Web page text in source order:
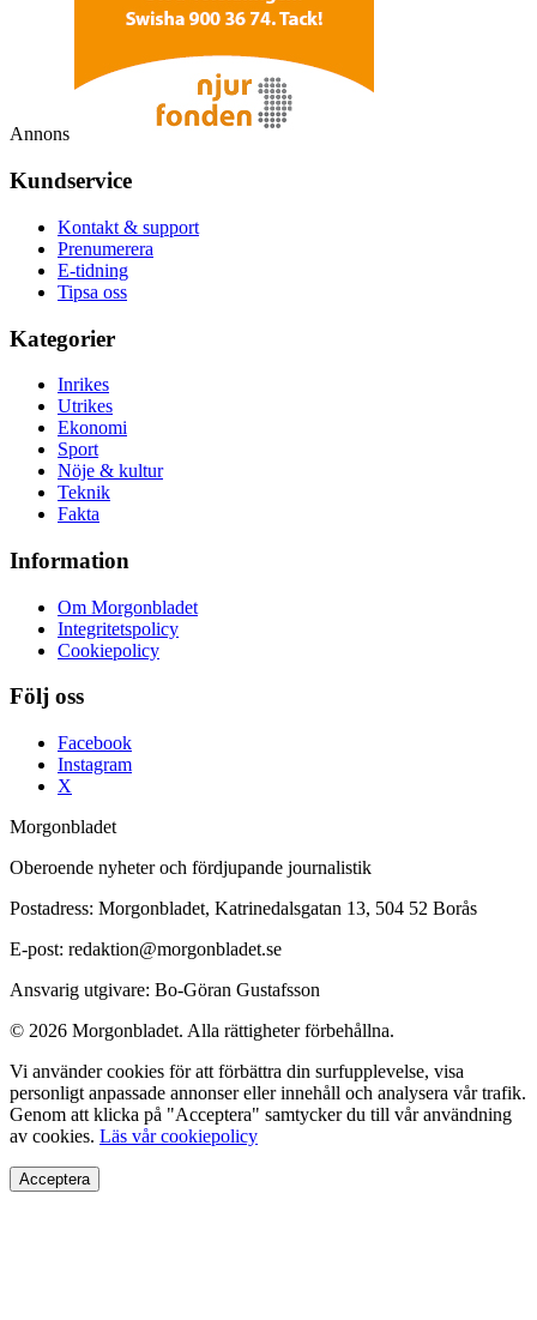
Annons
Kundservice
Kontakt & support
Prenumerera
E-tidning
Tipsa oss
Kategorier
Inrikes
Utrikes
Ekonomi
Sport
Nöje & kultur
Teknik
Fakta
Information
Om Morgonbladet
Integritetspolicy
Cookiepolicy
Följ oss
Facebook
Instagram
X
Morgonbladet
Oberoende nyheter och fördjupande journalistik
Postadress: Morgonbladet, Katrinedalsgatan 13, 504 52 Borås
E-post: redaktion@morgonbladet.se
Ansvarig utgivare: Bo-Göran Gustafsson
© 2026 Morgonbladet. Alla rättigheter förbehållna.
Vi använder cookies för att förbättra din surfupplevelse, visa
personligt anpassade annonser eller innehåll och analysera vår trafik.
Genom att klicka på "Acceptera" samtycker du till vår användning
av cookies. Läs vår cookiepolicy
Acceptera